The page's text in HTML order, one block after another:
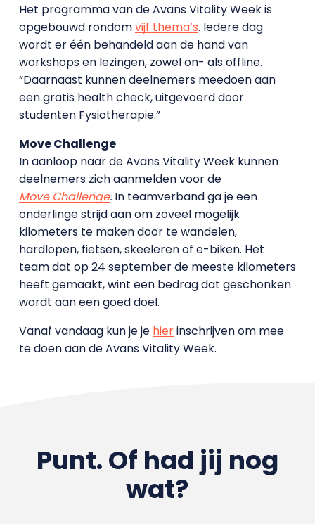
Het programma van de Avans Vitality Week is
opgebouwd rondomvijf thema’s. Iedere dag
wordt er één behandeld aan de hand van
workshops en lezingen, zowel on- als offline.
“Daarnaast kunnen deelnemers meedoen aan
een gratis health check, uitgevoerd door
studenten Fysiotherapie.”
Move Challenge
In aanloop naar de Avans Vitality Week kunnen
deelnemers zich aanmelden voor de
Move Challenge. In teamverband ga je een
onderlinge strijd aan om zoveel mogelijk
kilometers te maken door te wandelen,
hardlopen, fietsen, skeeleren of e-biken. Het
team dat op 24 september de meeste kilometers
heeft gemaakt, wint een bedrag dat geschonken
wordt aan een goed doel.
Vanaf vandaag kun je je hierinschrijven om mee
te doen aan de Avans Vitality Week.
Punt. Of had jij nog
wat?